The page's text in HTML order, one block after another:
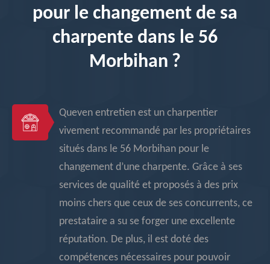
pour le changement de sa
charpente dans le 56
Morbihan ?
Queven entretien est un charpentier
vivement recommandé par les propriétaires
situés dans le 56 Morbihan pour le
changement d’une charpente. Grâce à ses
services de qualité et proposés à des prix
moins chers que ceux de ses concurrents, ce
prestataire a su se forger une excellente
réputation. De plus, il est doté des
compétences nécessaires pour pouvoir